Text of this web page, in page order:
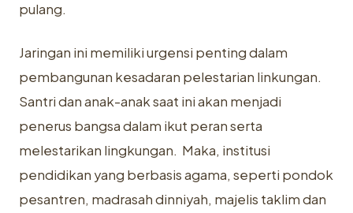
pulang.
Jaringan ini memiliki urgensi penting dalam
pembangunan kesadaran pelestarian linkungan.
Santri dan anak-anak saat ini akan menjadi
penerus bangsa dalam ikut peran serta
melestarikan lingkungan. Maka, institusi
pendidikan yang berbasis agama, seperti pondok
pesantren, madrasah dinniyah, majelis taklim dan